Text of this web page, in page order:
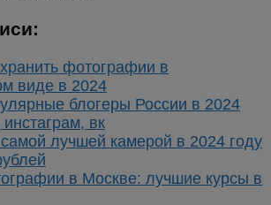
фотографии в
виде в 2024
блогеры России в 2024
вк
лучшей камерой в 2024 году
в Москве: лучшие курсы в